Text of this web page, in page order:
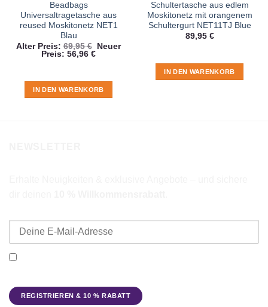
Beadbags
Universaltragetasche aus
reused Moskitonetz NET1
Blau
Alter Preis: 69,95€
Ursprünglicher
Neuer
Preis: 56,96 €Aktueller
IN DEN WARENKORB
Schultertasche aus edlem
Moskitonetz mit orangenem
Schultergurt NET11TJ Blue
89,95 €
IN DEN WARENKORB